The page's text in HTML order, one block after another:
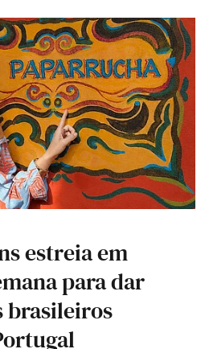
estreia em
para dar
brasileiros